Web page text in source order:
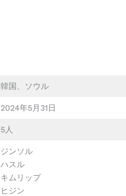
韓国、ソウル
2024年5月31日
5人
ジンソル
ハスル
キムリップ
ヒジン